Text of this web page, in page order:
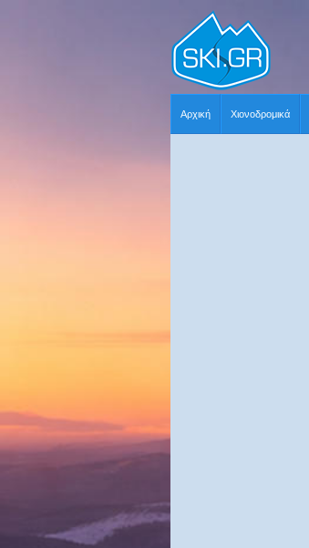
Αρχική Χιονοδρομικά